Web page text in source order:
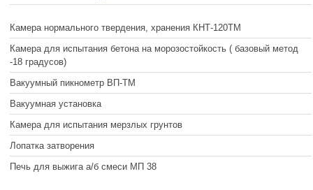
Камера нормального твердения, хранения КНТ-120ТМ
Камера для испытания бетона на морозостойкость ( базовый метод
-18 градусов)
Вакуумный пикнометр ВП-ТМ
Вакуумная установка
Камера для испытания мерзлых грунтов
Лопатка затворения
Печь для выжига а/б смеси МП 38